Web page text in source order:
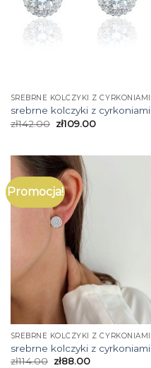
SREBRNE KOLCZYKI Z CYRKONIAMI
srebrne kolczyki z cyrkoniami
zł142.00 zł109.00
Promocja!
SREBRNE KOLCZYKI Z CYRKONIAMI
srebrne kolczyki z cyrkoniami
zł114.00 zł88.00